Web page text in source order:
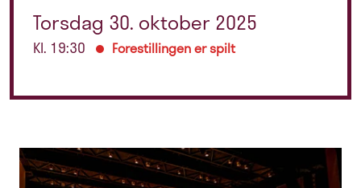
Torsdag 30. oktober 2025
Kl. 19:30 Forestillingen er spilt